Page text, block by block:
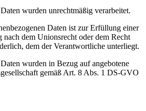
wurden unrechtmäßig verarbeitet.
Daten ist zur Erfüllung einer
dem Unionsrecht oder dem Recht
dem der Verantwortliche unterliegt.
wurden in Bezug auf angebotene
gemäß Art. 8 Abs. 1 DS-GVO